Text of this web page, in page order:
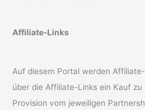
Affiliate-Links
Auf diesem Portal werden
über die Affiliate-Links ein Kauf
Provision vom jeweiligen